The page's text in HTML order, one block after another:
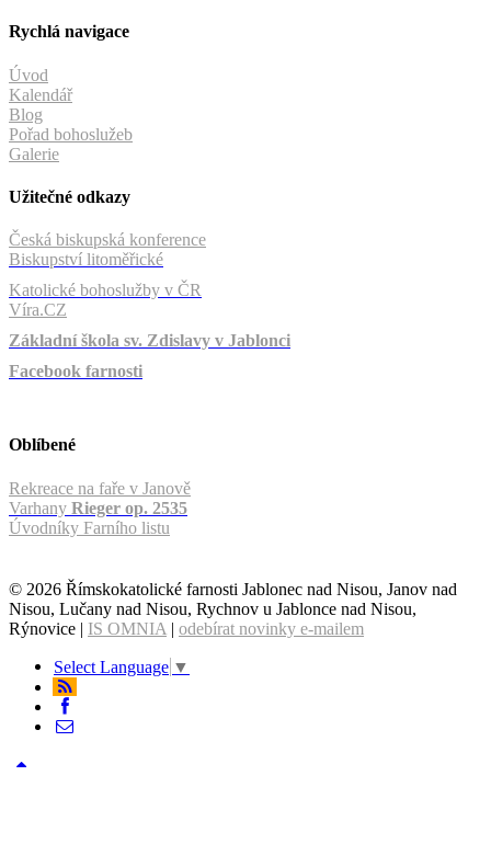
Rychlá navigace
Úvod
Kalendář
Blog
Pořad bohoslužeb
Galerie
Užitečné odkazy
Česká biskupská konference
Biskupství litoměřické
Katolické bohoslužby v ČR
Víra.CZ
Základní škola sv. Zdislavy v Jablonci
Facebook farnosti
Oblíbené
Rekreace na faře v Janově
Varhany Rieger op. 2535
Úvodníky Farního listu
© 2026 Římskokatolické farnosti Jablonec nad Nisou, Janov nad
Nisou, Lučany nad Nisou, Rychnov u Jablonce nad Nisou,
Rýnovice | IS OMNIA | odebírat novinky e-mailem
Select Language ▼